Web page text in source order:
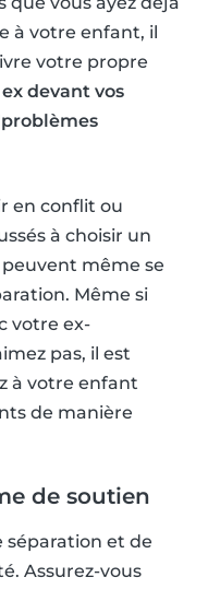
à votre enfant, il
votre propre
devant vos
en conflit ou
à choisir un
même se
Même si
votre ex-
pas, il est
à votre enfant
de manière
de soutien
séparation et de
Assurez-vous